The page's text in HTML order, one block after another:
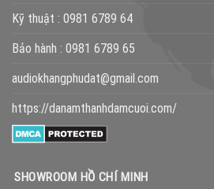
Kỹ thuật : 0981 6789 64
Bảo hành : 0981 6789 65
audiokhangphudat@gmail.com
https://danamthanhdamcuoi.com/
SHOWROOM HỒ CHÍ MINH